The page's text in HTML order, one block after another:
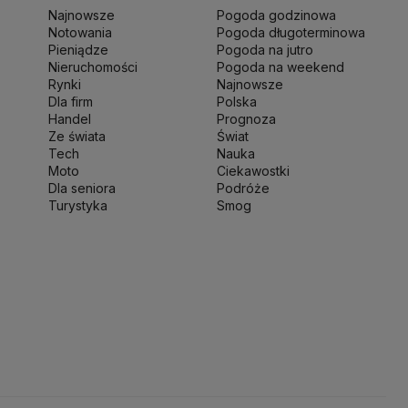
NarodowejMinisterstwo Rolnictwa
FinansówMinisterstwo Klimatu i Środowiska
Spraw ZagranicznychMoskwa
ZdrowiaNASA
Nord Stream 2
PentagonPiotr Gliński PKB PolskiPKO BP
Prezes NBP Adam Glapiński
Prezydent RP
Ryszard Petru
terytorialnySędziowie
PolskaSztuczna inteligencja
Najnowsze
Notowania
Pieniądze
Nieruchomości
Rynki
Dla firm
Handel
Ze świata
Tech
Moto
Dla seniora
Turystyka
Pogoda godzinowa
Pogoda długoterminowa
Pogoda na jutro
Pogoda na weekend
Najnowsze
Polska
Prognoza
Świat
Nauka
Ciekawostki
Podróże
Smog